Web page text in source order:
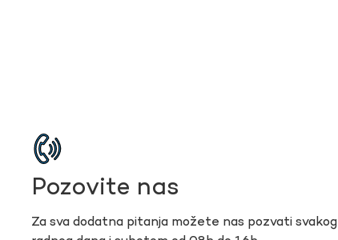
Pozovite nas
Za sva dodatna pitanja možete nas pozvati svakog